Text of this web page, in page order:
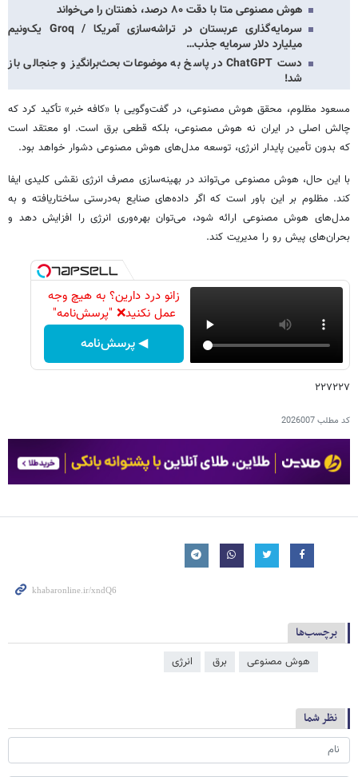
هوش مصنوعی متا با دقت ۸۰ درصد، ذهنتان را می‌خواند
سرمایه‌گذاری عربستان در تراشه‌سازی آمریکا / Groq یک‌ونیم
میلیارد دلار سرمایه جذب…
دست ChatGPT در پاسخ به موضوعات بحث‌برانگیز و جنجالی باز
شد!
مسعود مظلوم، محقق هوش مصنوعی، در گفت‌وگویی با «کافه خبر» تأکید کرد که
چالش اصلی در ایران نه هوش مصنوعی، بلکه قطعی برق است. او معتقد است
که بدون تأمین پایدار انرژی، توسعه مدل‌های هوش مصنوعی دشوار خواهد بود.
با این‌ حال، هوش مصنوعی می‌تواند در بهینه‌سازی مصرف انرژی نقشی کلیدی ایفا
کند. مظلوم بر این باور است که اگر داده‌های صنایع به‌درستی ساختاریافته و به
مدل‌های هوش مصنوعی ارائه شود، می‌توان بهره‌وری انرژی را افزایش دهد و
بحران‌های پیش رو را مدیریت کند.
زانو درد دارین؟ به هیچ وجه
عمل نکنید❌ "پرسش‌نامه"
◀ پرسش‌نامه
۲۲۷۲۲۷
کد مطلب2026007
برچسب‌ها
هوش مصنوعی برق انرژی
نظر شما